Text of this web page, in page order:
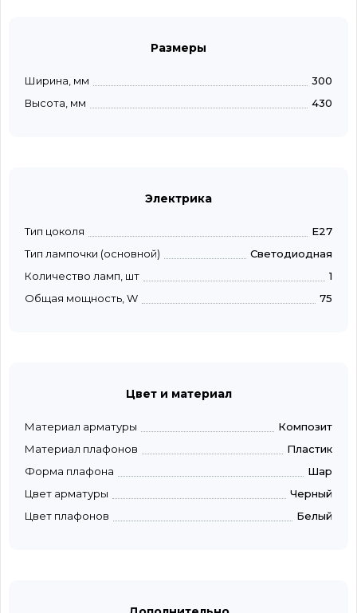
Размеры
Ширина, мм
300
Высота, мм
430
Электрика
Тип цоколя
E27
Тип лампочки (основной)
Светодиодная
Количество ламп, шт
1
Общая мощность, W
75
Цвет и материал
Материал арматуры
Композит
Материал плафонов
Пластик
Форма плафона
Шар
Цвет арматуры
Черный
Цвет плафонов
Белый